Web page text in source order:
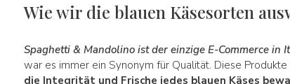
Wie wir die blauen Käsesorten
Spaghetti & Mandolino ist der einzige E-Commerce
war es immer ein Synonym für Qualität. Diese
die Integrität und Frische jedes blauen Käses